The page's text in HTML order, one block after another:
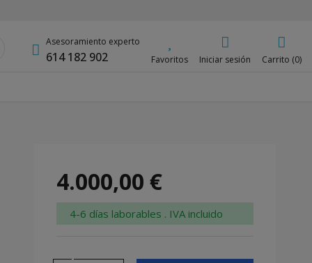
Asesoramiento experto
614 182 902 Favoritos Iniciar sesión Carrito (0)
4.000,00 €
4-6 días laborables . IVA incluido